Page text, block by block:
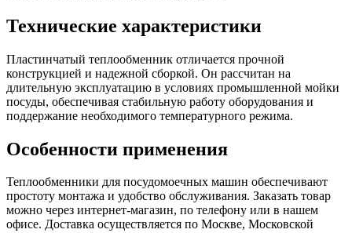
Технические характеристики
Пластинчатый теплообменник отличается прочной
конструкцией и надежной сборкой. Он рассчитан на
длительную эксплуатацию в условиях промышленной мойки
посуды, обеспечивая стабильную работу оборудования и
поддержание необходимого температурного режима.
Особенности применения
Теплообменники для посудомоечных машин обеспечивают
простоту монтажа и удобство обслуживания. Заказать товар
можно через интернет-магазин, по телефону или в нашем
офисе. Доставка осуществляется по Москве, Московской